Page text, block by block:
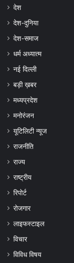
देश
देश-दुनिया
देश-समाज
धर्म अध्यात्म
नई दिल्ली
बड़ी ख़बर
मध्यप्रदेश
मनोरंजन
यूटिलिटी न्यूज
राजनीति
राज्य
राष्ट्रीय
रिपोर्ट
रोजगार
लाइफस्टाइल
विचार
विविध विषय